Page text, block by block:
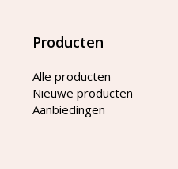
Producten
Alle producten
Nieuwe producten
Aanbiedingen